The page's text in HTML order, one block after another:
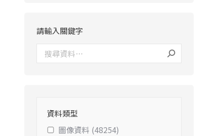
請輸入關鍵字
資料類型
圖像資料 (48254)